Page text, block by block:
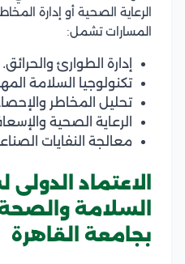
الرعاية الصحية أو إدارة
المسارات تشمل:
إدارة الطوارئ والحرائق.
تكنولوجيا السلامة
تحليل المخاطر
الرعاية الصحية
معالجة النفايات
الاعتماد
السلامة
بجامعة القاهرة